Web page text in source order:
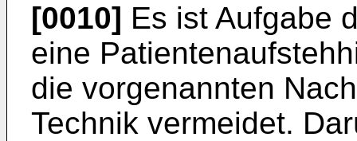
[0010] Es ist Aufgabe
eine
die vorgenannten
Technik vermeidet.